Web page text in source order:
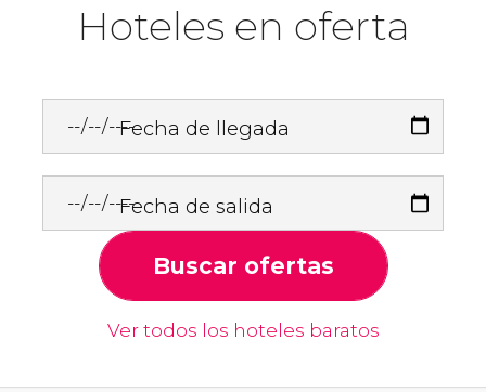
Hoteles en oferta
Fecha de llegada
Fecha de salida
Buscar ofertas
Ver todos los hoteles baratos